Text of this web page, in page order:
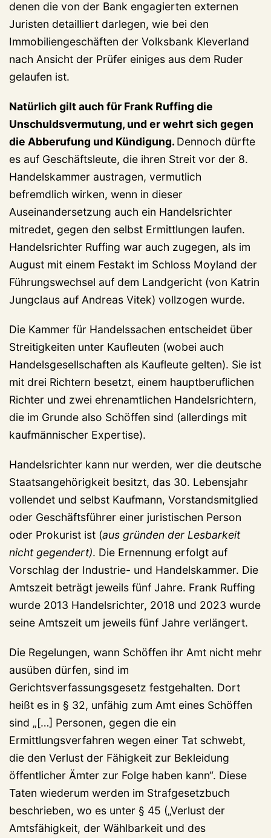
denen die von der Bank engagierten externen
Juristen detailliert darlegen, wie bei den
Immobiliengeschäften der Volksbank Kleverland
nach Ansicht der Prüfer einiges aus dem Ruder
gelaufen ist.
Natürlich gilt auch für Frank Ruffing die
Unschuldsvermutung, und er wehrt sich gegen
die Abberufung und Kündigung. Dennoch dürfte
es auf Geschäftsleute, die ihren Streit vor der 8.
Handelskammer austragen, vermutlich
befremdlich wirken, wenn in dieser
Auseinandersetzung auch ein Handelsrichter
mitredet, gegen den selbst Ermittlungen laufen.
Handelsrichter Ruffing war auch zugegen, als im
August mit einem Festakt im Schloss Moyland der
Führungswechsel auf dem Landgericht (von Katrin
Jungclaus auf Andreas Vitek) vollzogen wurde.
Die Kammer für Handelssachen entscheidet über
Streitigkeiten unter Kaufleuten (wobei auch
Handelsgesellschaften als Kaufleute gelten). Sie ist
mit drei Richtern besetzt, einem hauptberuflichen
Richter und zwei ehrenamtlichen Handelsrichtern,
die im Grunde also Schöffen sind (allerdings mit
kaufmännischer Expertise).
Handelsrichter kann nur werden, wer die deutsche
Staatsangehörigkeit besitzt, das 30. Lebensjahr
vollendet und selbst Kaufmann, Vorstandsmitglied
oder Geschäftsführer einer juristischen Person
oder Prokurist ist (aus gründen der Lesbarkeit
nicht gegendert). Die Ernennung erfolgt auf
Vorschlag der Industrie- und Handelskammer. Die
Amtszeit beträgt jeweils fünf Jahre. Frank Ruffing
wurde 2013 Handelsrichter, 2018 und 2023 wurde
seine Amtszeit um jeweils fünf Jahre verlängert.
Die Regelungen, wann Schöffen ihr Amt nicht mehr
ausüben dürfen, sind im
Gerichtsverfassungsgesetz festgehalten. Dort
heißt es in § 32, unfähig zum Amt eines Schöffen
sind „[…] Personen, gegen die ein
Ermittlungsverfahren wegen einer Tat schwebt,
die den Verlust der Fähigkeit zur Bekleidung
öffentlicher Ämter zur Folge haben kann“. Diese
Taten wiederum werden im Strafgesetzbuch
beschrieben, wo es unter § 45 („Verlust der
Amtsfähigkeit, der Wählbarkeit und des